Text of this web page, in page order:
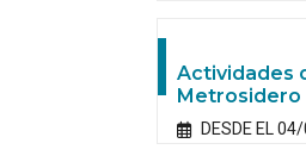
Actividades
Metrosidero
DESDE EL